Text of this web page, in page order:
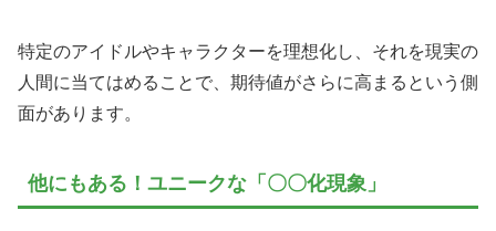
特定のアイドルやキャラクターを理想化し、それを現実の
人間に当てはめることで、期待値がさらに高まるという側
面があります。
他にもある！ユニークな「〇〇化現象」